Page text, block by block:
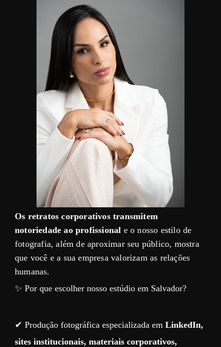
Os retratos corporativos transmitem
notoriedade ao profissional e o nosso estilo de
fotografia, além de aproximar seu público, mostra
que você e a sua empresa valorizam as relações
humanas.
✨ Por que escolher nosso estúdio em Salvador?
✔ Produção fotográfica especializada em LinkedIn,
sites institucionais, materiais corporativos,